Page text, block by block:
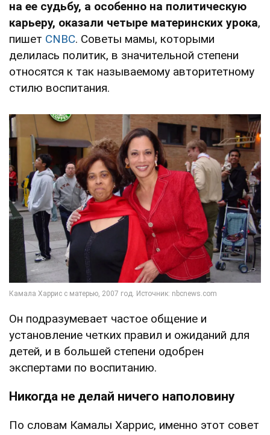
на ее судьбу, а особенно на политическую
карьеру, оказали четыре материнских урока,
пишет CNBC. Советы мамы, которыми
делилась политик, в значительной степени
относятся к так называемому авторитетному
стилю воспитания.
Он подразумевает частое общение и
установление четких правил и ожиданий для
детей, и в большей степени одобрен
экспертами по воспитанию.
Никогда не делай ничего наполовину
По словам Камалы Харрис, именно этот совет